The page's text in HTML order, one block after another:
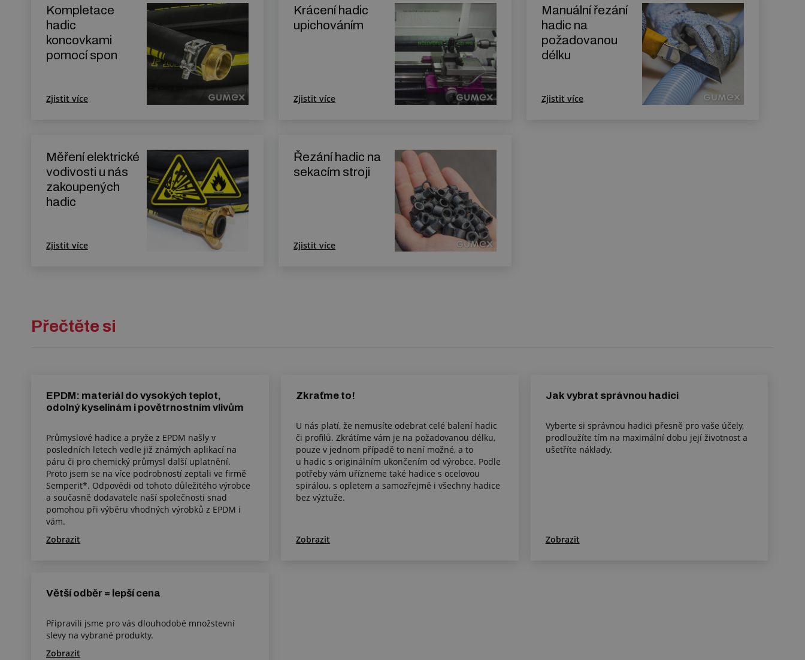
Kompletace
hadic
koncovkami
pomocí spon
Zjistit více
Krácení hadic
upichováním
Zjistit více
Manuální řezání
hadic na
požadovanou
délku
Zjistit více
Měření elektrické
vodivosti u nás
zakoupených
hadic
Zjistit více
Řezání hadic na
sekacím stroji
Zjistit více
Přečtěte si
EPDM: materiál do vysokých teplot,
odolný kyselinám i povětrnostním vlivům
Průmyslové hadice a pryže z EPDM našly v
posledních letech vedle již známých aplikací na
páru či pro chemický průmysl další uplatnění.
Proto jsem se na více podrobností zeptali ve firmě
Semperit*. Odpovědi od tohoto důležitého výrobce
a současně dodavatele naší společnosti snad
pomohou při výběru vhodných výrobků z EPDM i
vám.
Zobrazit
Zkraťme to!
U nás platí, že nemusíte odebrat celé balení hadic
či profilů. Zkrátíme vám je na požadovanou délku,
pouze v jednom případě to není možné, a to
u hadic s originálním ukončením od výrobce. Podle
potřeby vám uřízneme také hadice s ocelovou
spirálou, s opletem a samozřejmě i všechny hadice
bez výztuže.
Zobrazit
Jak vybrat správnou hadici
Vyberte si správnou hadici přesně pro vaše účely,
prodloužíte tím na maximální dobu její životnost a
ušetříte náklady.
Zobrazit
Větší odběr = lepší cena
Připravili jsme pro vás dlouhodobé množstevní
slevy na vybrané produkty.
Zobrazit